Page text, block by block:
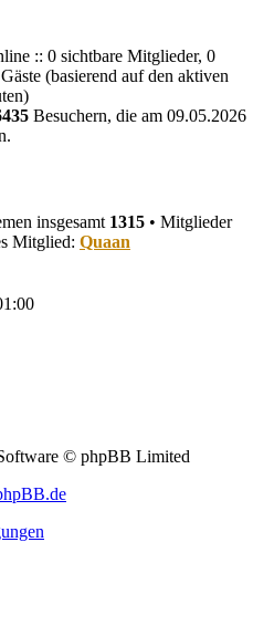
:: 0 sichtbare Mitglieder, 0
(basierend auf den aktiven
Besuchern, die am 09.05.2026
insgesamt 1315 • Mitglieder
Mitglied: Quaan
© phpBB Limited